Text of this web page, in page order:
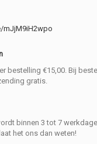
mJjM9iH2wpo
bestelling €15,00. Bij
gratis.
binnen 3 tot 7
het ons dan weten!